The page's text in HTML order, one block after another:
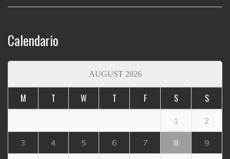
Calendario
AUGUST 2026
M T W T F S S
1 2
3 4 5 6 7 8 9